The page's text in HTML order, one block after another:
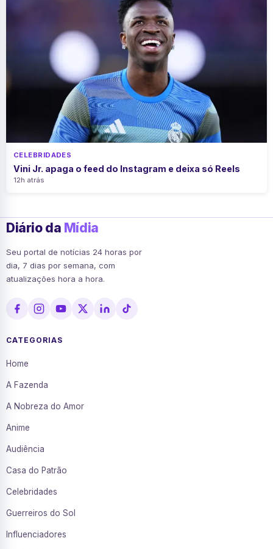
CELEBRIDADES
Vini Jr. apaga o feed do Instagram e deixa só Reels
12h atrás
Diário da Mídia
Seu portal de notícias 24 horas por
dia, 7 dias por semana, com
atualizações hora a hora.
CATEGORIAS
Home
A Fazenda
A Nobreza do Amor
Anime
Audiência
Casa do Patrão
Celebridades
Guerreiros do Sol
Influenciadores